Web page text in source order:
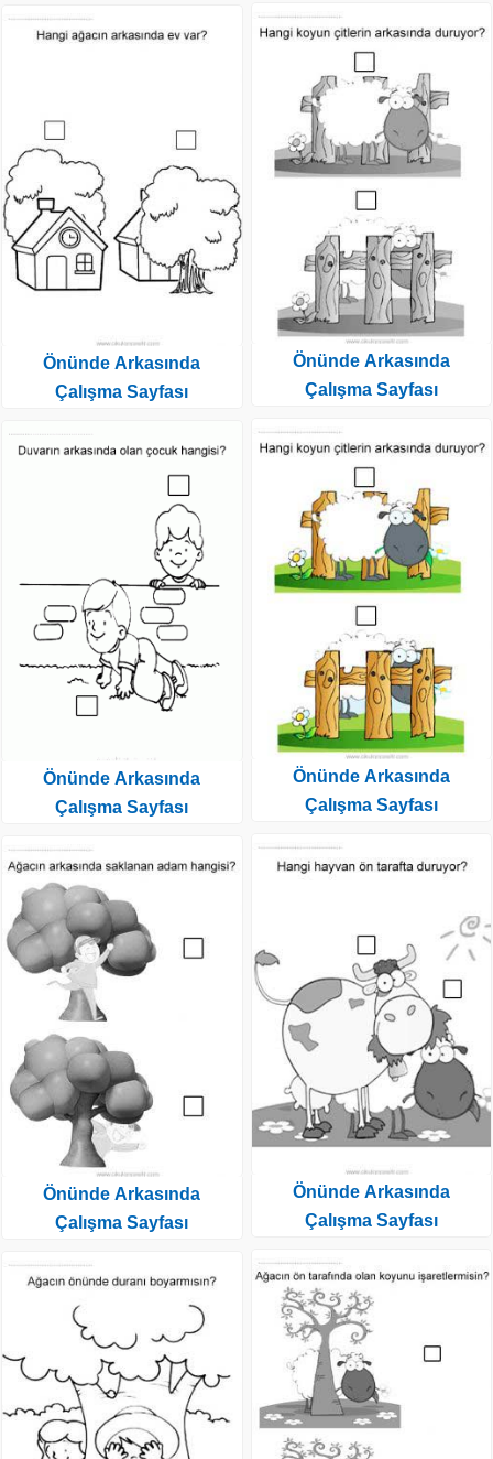
Önünde Arkasında
Çalışma Sayfası
Önünde Arkasında
Çalışma Sayfası
Önünde Arkasında
Çalışma Sayfası
Önünde Arkasında
Çalışma Sayfası
Önünde Arkasında
Çalışma Sayfası
Önünde Arkasında
Çalışma Sayfası